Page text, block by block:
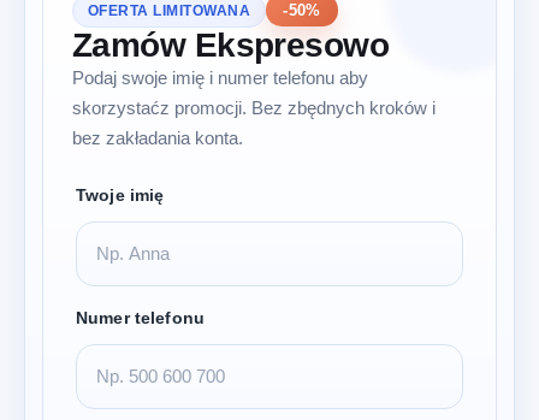
OFERTA LIMITOWANA -50%
Zamów Ekspresowo
Podaj swoje imię i numer telefonu aby
skorzystaćz promocji. Bez zbędnych kroków i
bez zakładania konta.
Twoje imię
Numer telefonu